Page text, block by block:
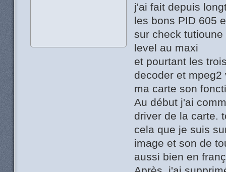
j'ai fait depuis
les bons PID 605
sur check
level au maxi
et pourtant les
decoder et
ma carte son
Au début j'ai
driver de la carte.
cela que je suis
image et son de
aussi bien en